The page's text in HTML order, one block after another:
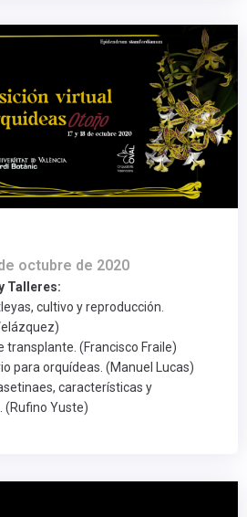
octubre de 2020
Talleres:
cultivo y reproducción.
transplante. (Francisco Fraile)
para orquídeas. (Manuel Lucas)
características y
(Rufino Yuste)